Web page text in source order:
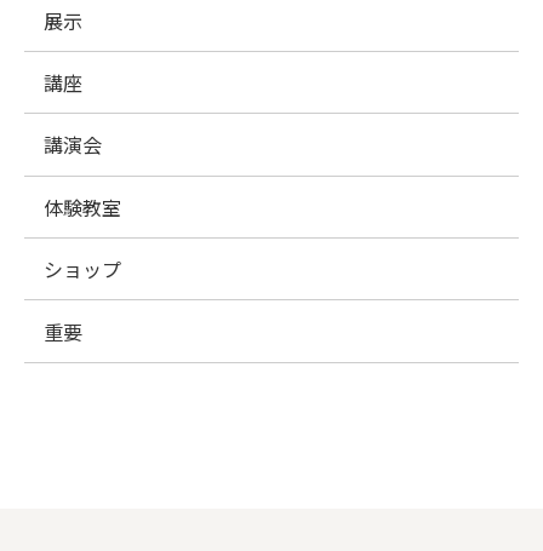
展示
講座
講演会
体験教室
ショップ
重要